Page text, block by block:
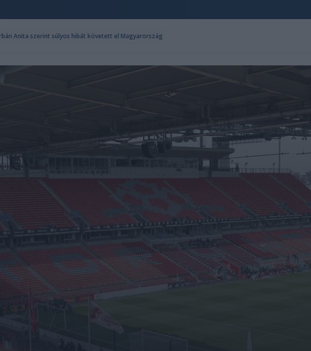
Anita szerint súlyos hibát követett el Magyarország